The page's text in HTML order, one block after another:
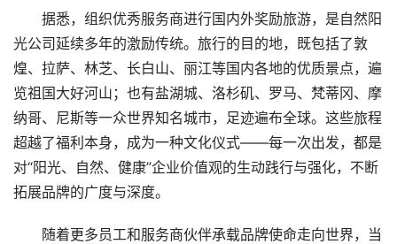
据悉，组织优秀服务商进行国内外奖励旅游，是自然阳
光公司延续多年的激励传统。旅行的目的地，既包括了敦
煌、拉萨、林芝、长白山、丽江等国内各地的优质景点，遍
览祖国大好河山；也有盐湖城、洛杉矶、罗马、梵蒂冈、摩
纳哥、尼斯等一众世界知名城市，足迹遍布全球。这些旅程
超越了福利本身，成为一种文化仪式——每一次出发，都是
对“阳光、自然、健康”企业价值观的生动践行与强化，不断
拓展品牌的广度与深度。
随着更多员工和服务商伙伴承载品牌使命走向世界，当